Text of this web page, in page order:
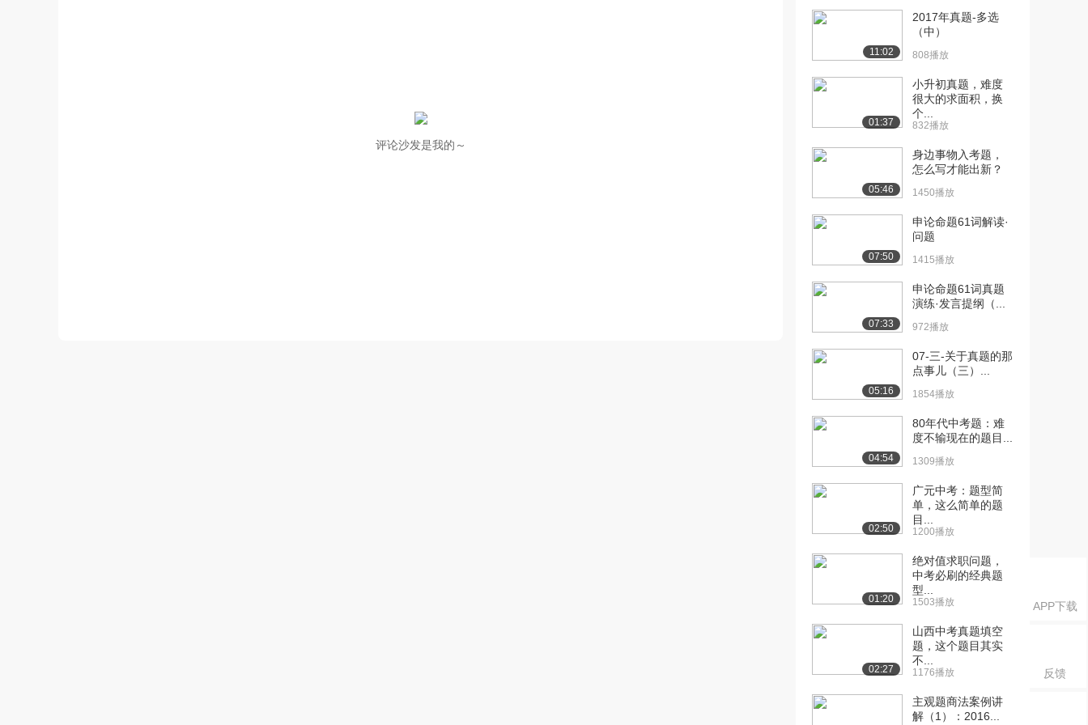
APP下载
反馈
评论沙发是我的～
[10] [2019系统强化] 04.刑
3683播放
13:21
[11] [2019系统强化] 04.刑
13:27
[12] [2019系统强化] 04.刑
13:17
[13] [2019系统强化] 05.刑
15:42
[14] [2019系统强化] 05.刑
15:43
[15] [2019系统强化] 05.刑
15:41
[16] [2019系统强化] 06.犯
罪论...
罪论...
罪论...
[19] [2019系统强化] 07.犯
罪论...
[20] [2019系统强化] 07.犯
罪论...
2862播放
11:02
2017年真题-多选
（中）
808播放
01:37
小升初真题，难度
很大的求面积，换
个...
832播放
05:46
身边事物入考题，
怎么写才能出新？
1450播放
07:50
申论命题61词解读·
问题
1415播放
07:33
申论命题61词真题
演练·发言提纲（...
972播放
05:16
07-三-关于真题的那
点事儿（三）...
1854播放
04:54
80年代中考题：难
度不输现在的题目...
1309播放
02:50
广元中考：题型简
单，这么简单的题
目...
1200播放
01:20
绝对值求职问题，
中考必刷的经典题
型...
1503播放
02:27
山西中考真题填空
题，这个题目其实
不...
1176播放
主观题商法案例讲
解（1）：2016...